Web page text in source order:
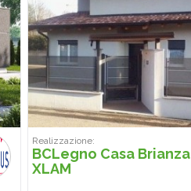
Realizzazione:
BCLegno Casa Brianza
XLAM